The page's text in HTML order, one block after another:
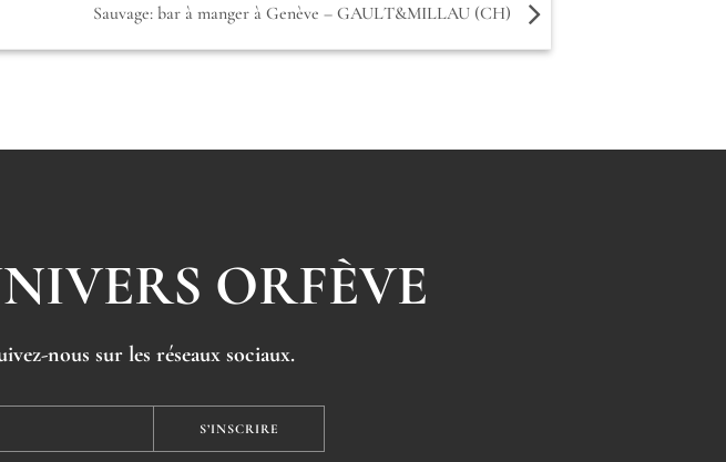
Sauvage: bar à manger à Genève – GAULT&MILLAU (CH)
ORFÈVE
nous sur les réseaux sociaux.